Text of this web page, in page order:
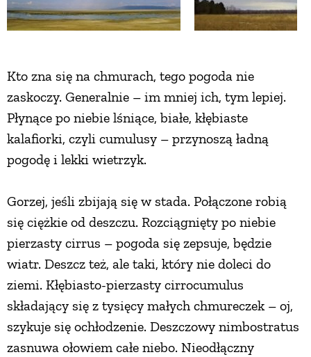
Kto zna się na chmurach, tego pogoda nie
zaskoczy. Generalnie – im mniej ich, tym lepiej.
Płynące po niebie lśniące, białe, kłębiaste
kalafiorki, czyli cumulusy – przynoszą ładną
pogodę i lekki wietrzyk.
Gorzej, jeśli zbijają się w stada. Połączone robią
się ciężkie od deszczu. Rozciągnięty po niebie
pierzasty cirrus – pogoda się zepsuje, będzie
wiatr. Deszcz też, ale taki, który nie doleci do
ziemi. Kłębiasto-pierzasty cirrocumulus
składający się z tysięcy małych chmureczek – oj,
szykuje się ochłodzenie. Deszczowy nimbostratus
zasnuwa ołowiem całe niebo. Nieodłączny